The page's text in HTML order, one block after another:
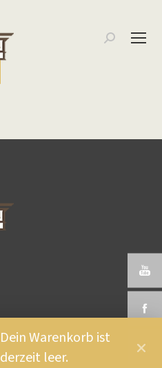
Search:
Dein Warenkorb ist
derzeit leer.